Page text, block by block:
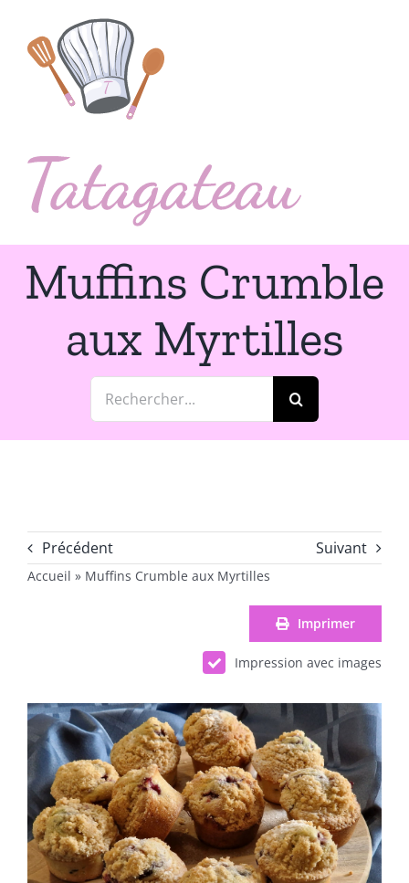
contenu
Muffins Crumble
aux Myrtilles
Rechercher:
Précédent Suivant
Accueil » Muffins Crumble aux Myrtilles
Imprimer
Impression avec images